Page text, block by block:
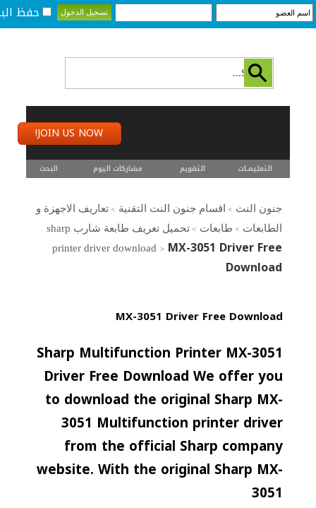
حفظ
JOIN US NOW!
التعليمـــات التقويم مشاركات اليوم البحث
جنون النت > اقسام جنون النت التقنية > تعاريف الاجهزة و
الطابعات > طابعات >
تحميل تعريف طابعة شارب sharp
printer driver download > MX-3051 Driver Free
Download
MX-3051 Driver Free Download
Sharp Multifunction Printer MX-3051
Driver Free Download We offer you
to download the original Sharp MX-
3051 Multifunction printer driver
from the official Sharp company
website. With the original Sharp MX-
3051